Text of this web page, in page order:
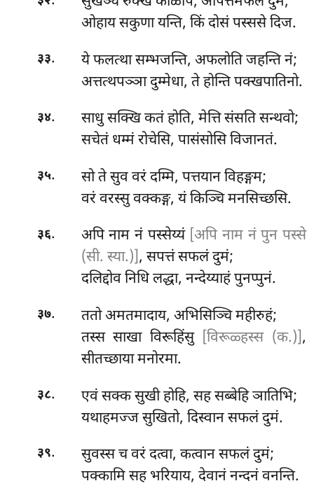
ओहाय सकुणा यन्ति, किं दोसं पस्ससे दिज.
३३. येफलत्था सम्भजन्ति, अफलोति जहन्ति नं;
अत्तत्थपञ्ञा दुम्मेधा, ते होन्ति पक्खपातिनो.
३४.
साधु सक्खि कतं होति, मेत्ति संसति सन्थवो;
सचेतं धम्मं रोचेसि, पासंसोसि विजानतं.
३५. सोते सुव वरं दम्मि, पत्तयान विहङ्गम;
वरं वरस्सु वक्कङ्ग, यं किञ्चि मनसिच्छसि.
३६. अपिनाम नं पस्सेय्यं [अपि नाम नं पुन पस्से
(सी. स्या.)], सपत्तं सफलं दुमं;
दलिद्दोव निधि लद्धा, नन्देय्याहं पुनप्पुनं.
३७.
ततो अमतमादाय, अभिसिञ्चि महीरुहं;
तस्स साखा विरूहिंसु [विरूळ्हस्स (क.)],
सीतच्छाया मनोरमा.
३८.
एवं सक्क सुखी होहि, सह सब्बेहि ञातिभि;
यथाहमज्ज सुखितो, दिस्वान सफलं दुमं.
३९.
सुवस्स च वरं दत्वा, कत्वान सफलं दुमं;
पक्कामि सह भरियाय, देवानं नन्दनं वनन्ति.